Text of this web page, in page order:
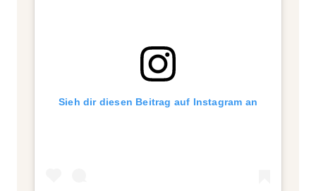
Sieh dir diesen Beitrag auf Instagram an